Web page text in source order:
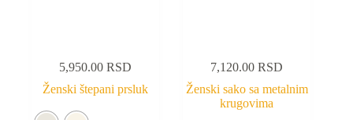
5,950.00RSD
Ženski štepani prsluk
7,120.00RSD
Ženski sako sa metalnim
krugovima